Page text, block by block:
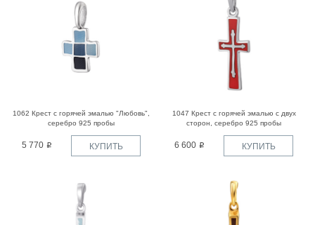
1062 Крест с горячей эмалью "Любовь",
серебро 925 пробы
5 770 КУПИТЬ
1047 Крест с горячей эмалью с двух
сторон, серебро 925 пробы
6 600 КУПИТЬ